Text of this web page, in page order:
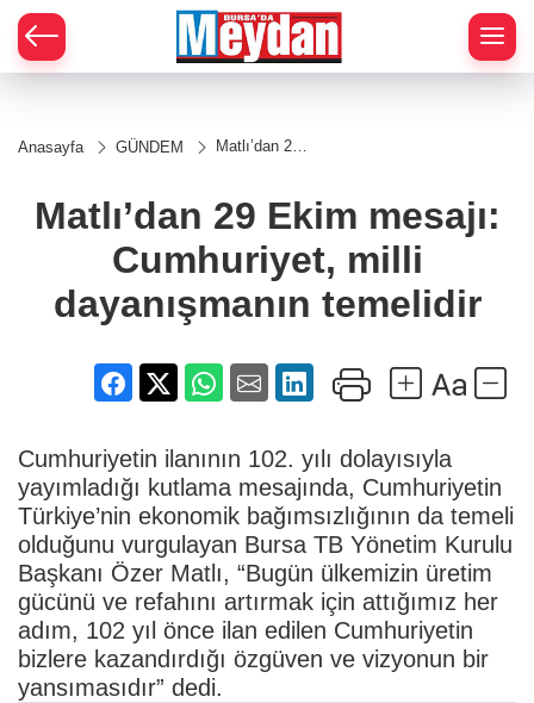
Anasayfa GÜNDEM
Matlı’dan 29
milli
dayanışmanın
Matlı’dan 29 Ekim mesajı:
Cumhuriyet, milli
dayanışmanın temelidir
Cumhuriyetin ilanının 102. yılı dolayısıyla
yayımladığı kutlama mesajında, Cumhuriyetin
Türkiye’nin ekonomik bağımsızlığının da temeli
olduğunu vurgulayan Bursa TB Yönetim Kurulu
Başkanı Özer Matlı, “Bugün ülkemizin üretim
gücünü ve refahını artırmak için attığımız her
adım, 102 yıl önce ilan edilen Cumhuriyetin
bizlere kazandırdığı özgüven ve vizyonun bir
yansımasıdır” dedi.